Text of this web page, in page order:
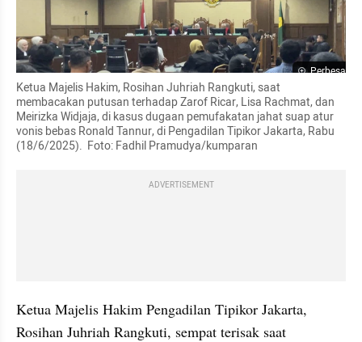
Perbesar
Ketua Majelis Hakim, Rosihan Juhriah Rangkuti, saat
membacakan putusan terhadap Zarof Ricar, Lisa Rachmat, dan
Meirizka Widjaja, di kasus dugaan pemufakatan jahat suap atur
vonis bebas Ronald Tannur, di Pengadilan Tipikor Jakarta, Rabu
(18/6/2025).  Foto: Fadhil Pramudya/kumparan
ADVERTISEMENT
Ketua Majelis Hakim Pengadilan Tipikor Jakarta,
Rosihan Juhriah Rangkuti, sempat terisak saat